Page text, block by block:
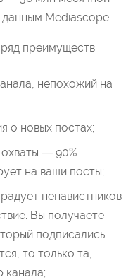
Mediascope.
преимуществ:
непохожий на
о новых постах;
охваты — 90%
на ваши посты;
ненавистников
Вы получаете
подписались.
то только та,
канала;